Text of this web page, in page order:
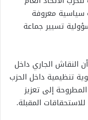
سياسية معروفة
تسيير جماعة
النقاش الجاري داخل
تنظيمية داخل الحزب
إلى تعزيز
المقبلة.